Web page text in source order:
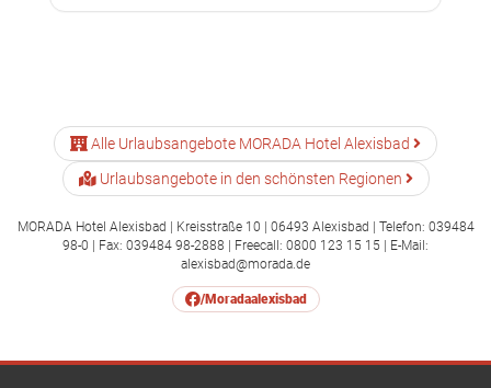
Alle Urlaubsangebote MORADA Hotel Alexisbad
Urlaubsangebote in den schönsten Regionen
MORADA Hotel Alexisbad | Kreisstraße 10 | 06493 Alexisbad | Telefon: 039484
98-0 | Fax: 039484 98-2888 | Freecall: 0800 123 15 15 | E-Mail:
alexisbad@morada.de
/Moradaalexisbad